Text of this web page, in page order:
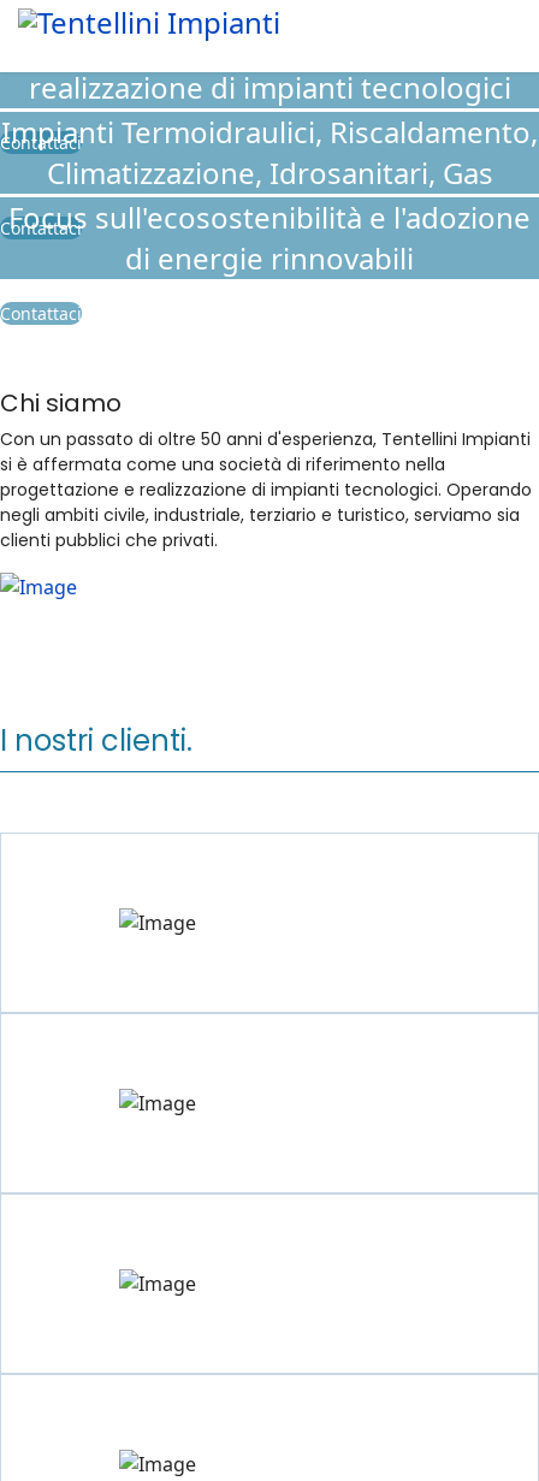
Oltre 50 anni di progettazione e
realizzazione di impianti tecnologici
Contattaci
Impianti Termoidraulici, Riscaldamento,
Climatizzazione, Idrosanitari, Gas
Contattaci
Focus sull'ecosostenibilità e l'adozione
di energie rinnovabili
Contattaci
Chi siamo
Con un passato di oltre 50 anni d'esperienza, Tentellini Impianti
si è affermata come una società di riferimento nella
progettazione e realizzazione di impianti tecnologici. Operando
negli ambiti civile, industriale, terziario e turistico, serviamo sia
clienti pubblici che privati.
I nostri clienti.